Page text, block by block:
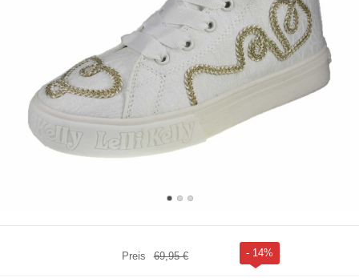
Preis 69,95 € - 14%